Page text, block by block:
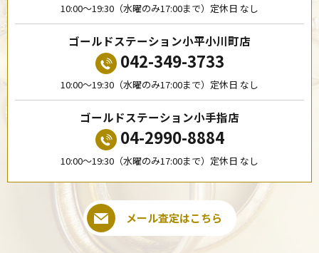
10:00〜19:30（水曜のみ17:00まで）定休日 なし
ゴールドステーション小平小川町店
042-349-3733
10:00〜19:30（水曜のみ17:00まで）定休日 なし
ゴールドステーション小手指店
04-2990-8884
10:00〜19:30（水曜のみ17:00まで）定休日 なし
メール査定はこちら